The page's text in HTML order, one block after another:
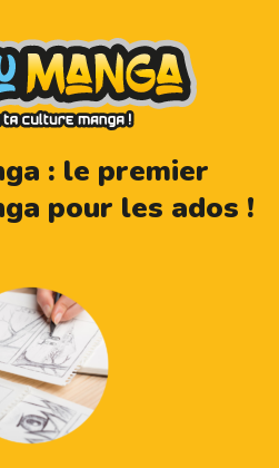
: le premier
pour les ados !